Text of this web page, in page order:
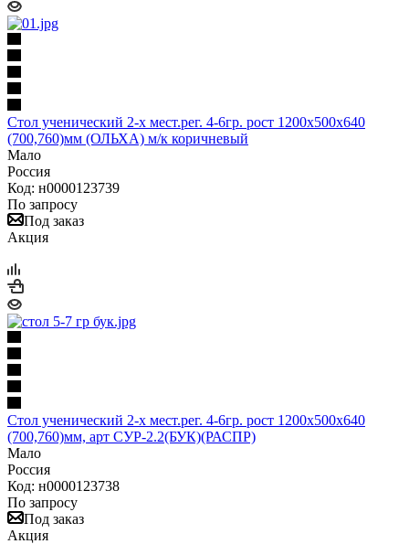
Стол ученический 2-х мест.рег. 4-6гр. рост 1200х500х640
(700,760)мм (ОЛЬХА) м/к коричневый
Мало
Россия
Код: н0000123739
По запросу
Под заказ
Акция
Стол ученический 2-х мест.рег. 4-6гр. рост 1200х500х640
(700,760)мм, арт СУР-2.2(БУК)(РАСПР)
Мало
Россия
Код: н0000123738
По запросу
Под заказ
Акция